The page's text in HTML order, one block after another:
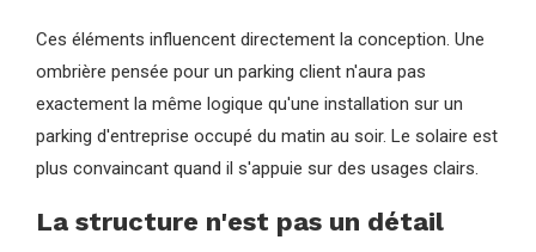
Ces éléments influencent directement la conception. Une
ombrière pensée pour un parking client n'aura pas
exactement la même logique qu'une installation sur un
parking d'entreprise occupé du matin au soir. Le solaire est
plus convaincant quand il s'appuie sur des usages clairs.
La structure n'est pas un détail